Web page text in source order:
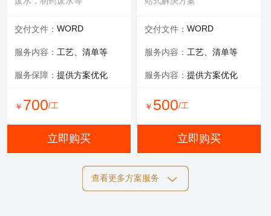
立即购买 立即购买
设备清洗
适用于玻璃钢，污水池体清
洁，过滤罐、一体化设备等
定期清洗优惠
交付文件： WORD
服务内容： 工艺、清单等
服务保障： 提供方案优化
￥ 700/工
立即购买
交付文件： WORD
服务内容： 工艺、清单等
服务内容： 提供方案优化
￥ 500/工
立即购买
标书制作
查看更多方案服务